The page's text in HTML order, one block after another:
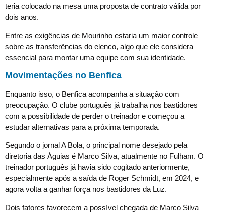
teria colocado na mesa uma proposta de contrato válida por
dois anos.
Entre as exigências de Mourinho estaria um maior controle
sobre as transferências do elenco, algo que ele considera
essencial para montar uma equipe com sua identidade.
Movimentações no Benfica
Enquanto isso, o Benfica acompanha a situação com
preocupação. O clube português já trabalha nos bastidores
com a possibilidade de perder o treinador e começou a
estudar alternativas para a próxima temporada.
Segundo o jornal A Bola, o principal nome desejado pela
diretoria das Águias é Marco Silva, atualmente no Fulham. O
treinador português já havia sido cogitado anteriormente,
especialmente após a saída de Roger Schmidt, em 2024, e
agora volta a ganhar força nos bastidores da Luz.
Dois fatores favorecem a possível chegada de Marco Silva